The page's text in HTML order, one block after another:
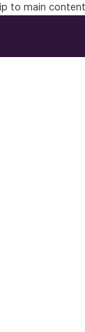
to main content